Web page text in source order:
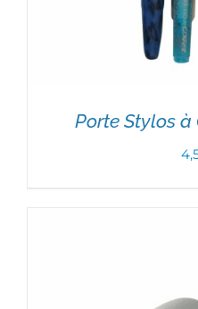
Porte Stylos